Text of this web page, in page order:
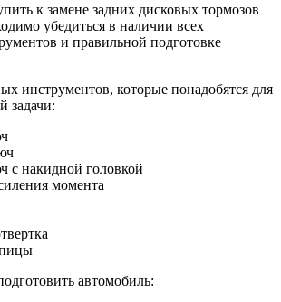
к замене задних дисковых тормозов
убедиться в наличии всех
и правильной подготовке
инструментов, которые понадобятся для
задачи:
с накидной головкой
момента
автомобиль: